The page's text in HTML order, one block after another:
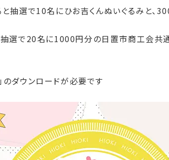
抽選で10名にひお吉くんぬいぐるみと、
抽選で20名に1000円分の日置市商工会共
のダウンロードが必要です